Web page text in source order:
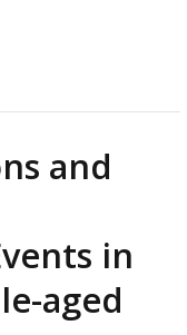
and
in
aged